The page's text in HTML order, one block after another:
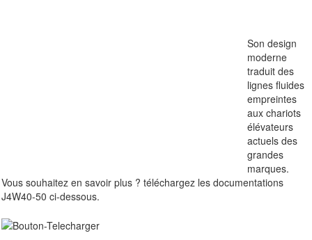
Son design
moderne
traduit des
lignes fluides
empreintes
aux chariots
élévateurs
actuels des
grandes
marques.
Vous souhaitez en savoir plus ? téléchargez les documentations
J4W40-50 ci-dessous.